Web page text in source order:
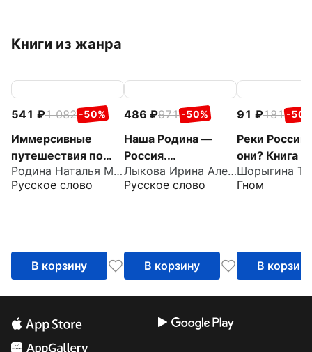
Книги из жанра
541 1 082 -50%
Иммерсивные
путешествия по
родной стране с
детьми 4–5 лет.
Родина Наталья Михайловна
Русское слово
В корзину
486 971 -50%
Наша Родина —
Россия.
Парциальная
образовательная
Лыкова Ирина Александровна
Русское слово
В корзину
91 181 -
Реки
они? Книга
гувернеров и
Гном
В корзину